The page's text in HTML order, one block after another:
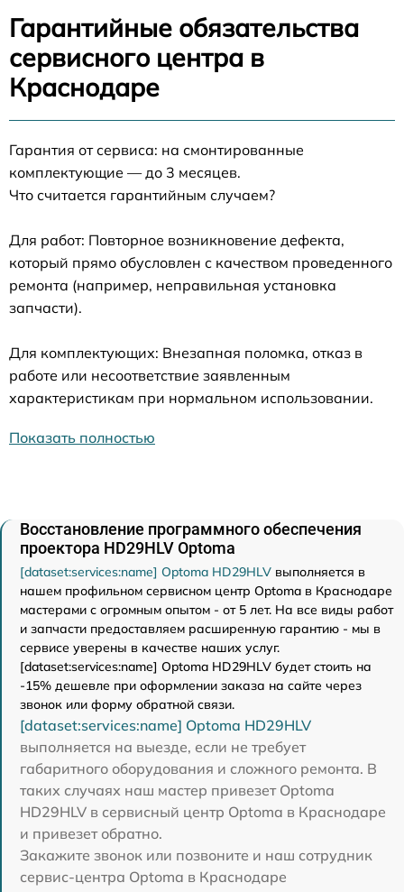
Гарантийные обязательства
сервисного центра в
Краснодаре
Гарантия от сервиса: на смонтированные
комплектующие — до 3 месяцев.
Что считается гарантийным случаем?
Для работ: Повторное возникновение дефекта,
который прямо обусловлен с качеством проведенного
ремонта (например, неправильная установка
запчасти).
Для комплектующих: Внезапная поломка, отказ в
работе или несоответствие заявленным
характеристикам при нормальном использовании.
Показать полностью
Восстановление программного обеспечения
проектора HD29HLV Optoma
[dataset:services:name] Optoma HD29HLV выполняется в
нашем профильном сервисном центр Optoma в Краснодаре
мастерами с огромным опытом - от 5 лет. На все виды работ
и запчасти предоставляем расширенную гарантию - мы в
сервисе уверены в качестве наших услуг.
[dataset:services:name] Optoma HD29HLV будет стоить на
-15% дешевле при оформлении заказа на сайте через
звонок или форму обратной связи.
[dataset:services:name] Optoma HD29HLV
выполняется на выезде, если не требует
габаритного оборудования и сложного ремонта. В
таких случаях наш мастер привезет Optoma
HD29HLV в сервисный центр Optoma в Краснодаре
и привезет обратно.
Закажите звонок или позвоните и наш сотрудник
сервис-центра Optoma в Краснодаре